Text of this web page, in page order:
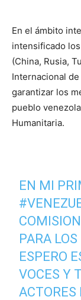
En el ámbito
intensificado
(China, Rusia,
Internacional
garantizar los
pueblo
Humanitaria.
EN MI
PARA
ESPERO
VOCES Y
ACTORES